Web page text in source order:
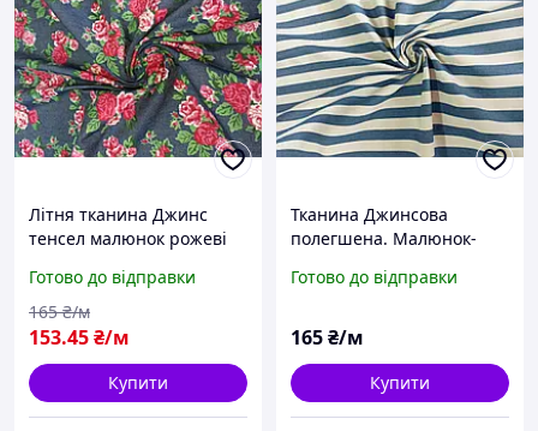
Літня тканина Джинс
тенсел малюнок рожеві
на синьому тлі м
Готово до відправки
153.45₴/м
165 ₴/м
Купити
Тканина Джинсова
полегшена. Малюнок-
блакитна з білим. Стрейч.
Готово до відправки
165₴/м
Купити